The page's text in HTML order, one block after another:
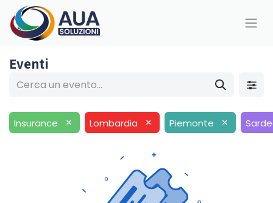
Eventi
Insurance × Lombardia × Piemonte ×